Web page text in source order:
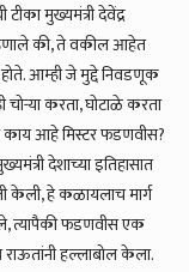
मुख्यमंत्री देवेंद्र
की, ते वकील आहेत
आम्ही जे मुद्दे निवडणूक
करता, घोटाळे करता
आहे मिस्टर फडणवीस?
देशाच्या इतिहासात
केली, हे कळायलाच मार्ग
त्यापैकी फडणवीस एक
हल्लाबोल केला.